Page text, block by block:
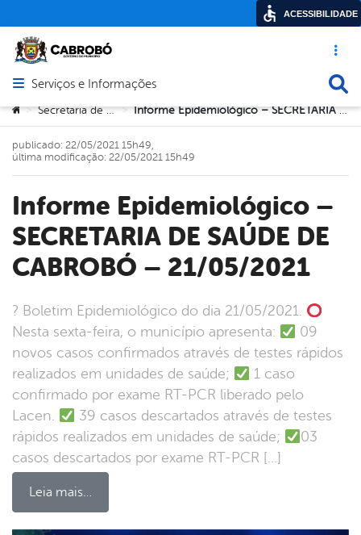
Acesso
Abrir menu principal de navegação
Serviços e Informações
Você está aqui:
> Secretaria de Saúde > Informe Epidemiológico – SECRETARIA DE SAÚDE DE CABROBÓ – 21/05/2021
Informe Epidemiológico –
SECRETARIA DE SAÚDE DE
CABROBÓ – 21/05/2021
? Boletim Epidemiológico do dia 21/05/2021.
Nesta sexta-feira, o município apresenta:
09
novos casos confirmados através de testes rápidos
realizados em unidades de saúde;
1 caso
confirmado por exame RT-PCR liberado pelo
Lacen.
39 casos descartados através de testes
rápidos realizados em unidades de saúde;
03
casos descartados por exame RT-PCR […]
Leia mais…
publicado: 22/05/2021 15h49,
última modificação: 22/05/2021 15h49
ACESSIBILIDADE